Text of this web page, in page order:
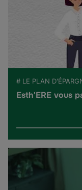
# LE PLAN
Esth'ERE vous